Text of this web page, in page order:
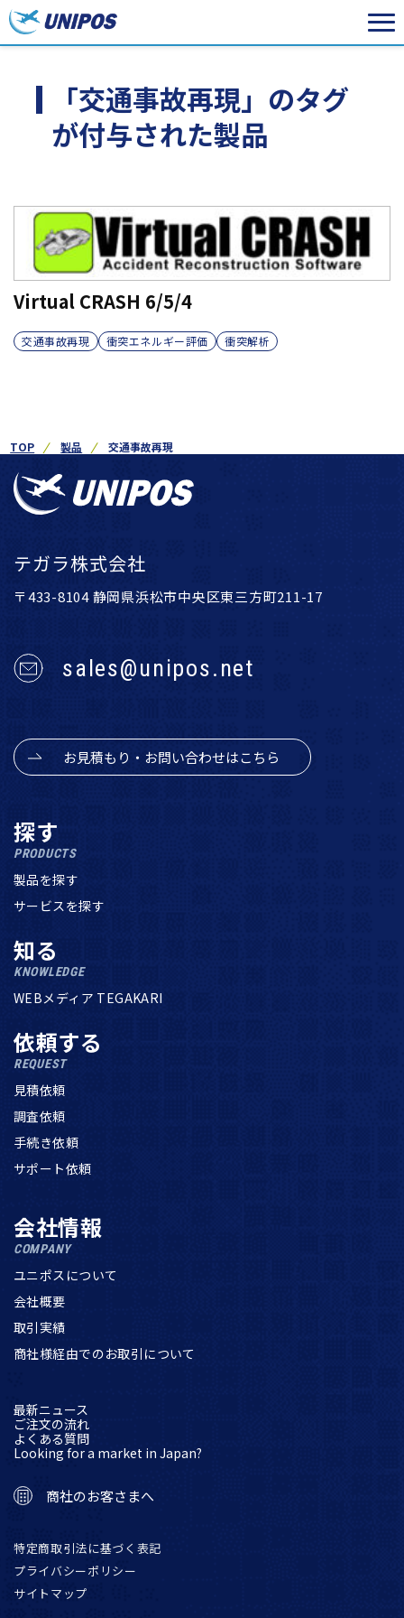
「交通事故再現」のタグ
が付与された製品
Virtual CRASH 6/5/4
交通事故再現 衝突エネルギー評価 衝突解析
TOP 製品 交通事故再現
テガラ株式会社
〒433-8104 静岡県浜松市中央区東三方町211-17
sales@unipos.net
お見積もり・お問い合わせはこちら
探す
PRODUCTS
製品を探す
サービスを探す
知る
KNOWLEDGE
WEBメディア TEGAKARI
依頼する
REQUEST
見積依頼
調査依頼
手続き依頼
サポート依頼
会社情報
COMPANY
ユニポスについて
会社概要
取引実績
商社様経由でのお取引について
最新ニュース
ご注文の流れ
よくある質問
Looking for a market in Japan?
商社のお客さまへ
特定商取引法に基づく表記
プライバシーポリシー
サイトマップ